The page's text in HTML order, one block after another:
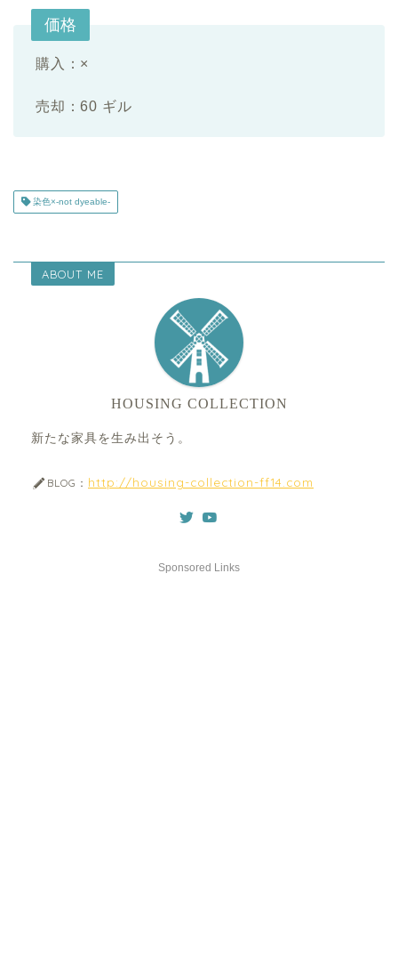
価格
購入： ×
売却：60 ギル
染色×-not dyeable-
ABOUT ME
HOUSING COLLECTION
新たな家具を生み出そう。
BLOG： http://housing-collection-ff14.com
Sponsored Links